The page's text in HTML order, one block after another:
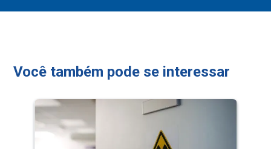
Você também pode se interessar